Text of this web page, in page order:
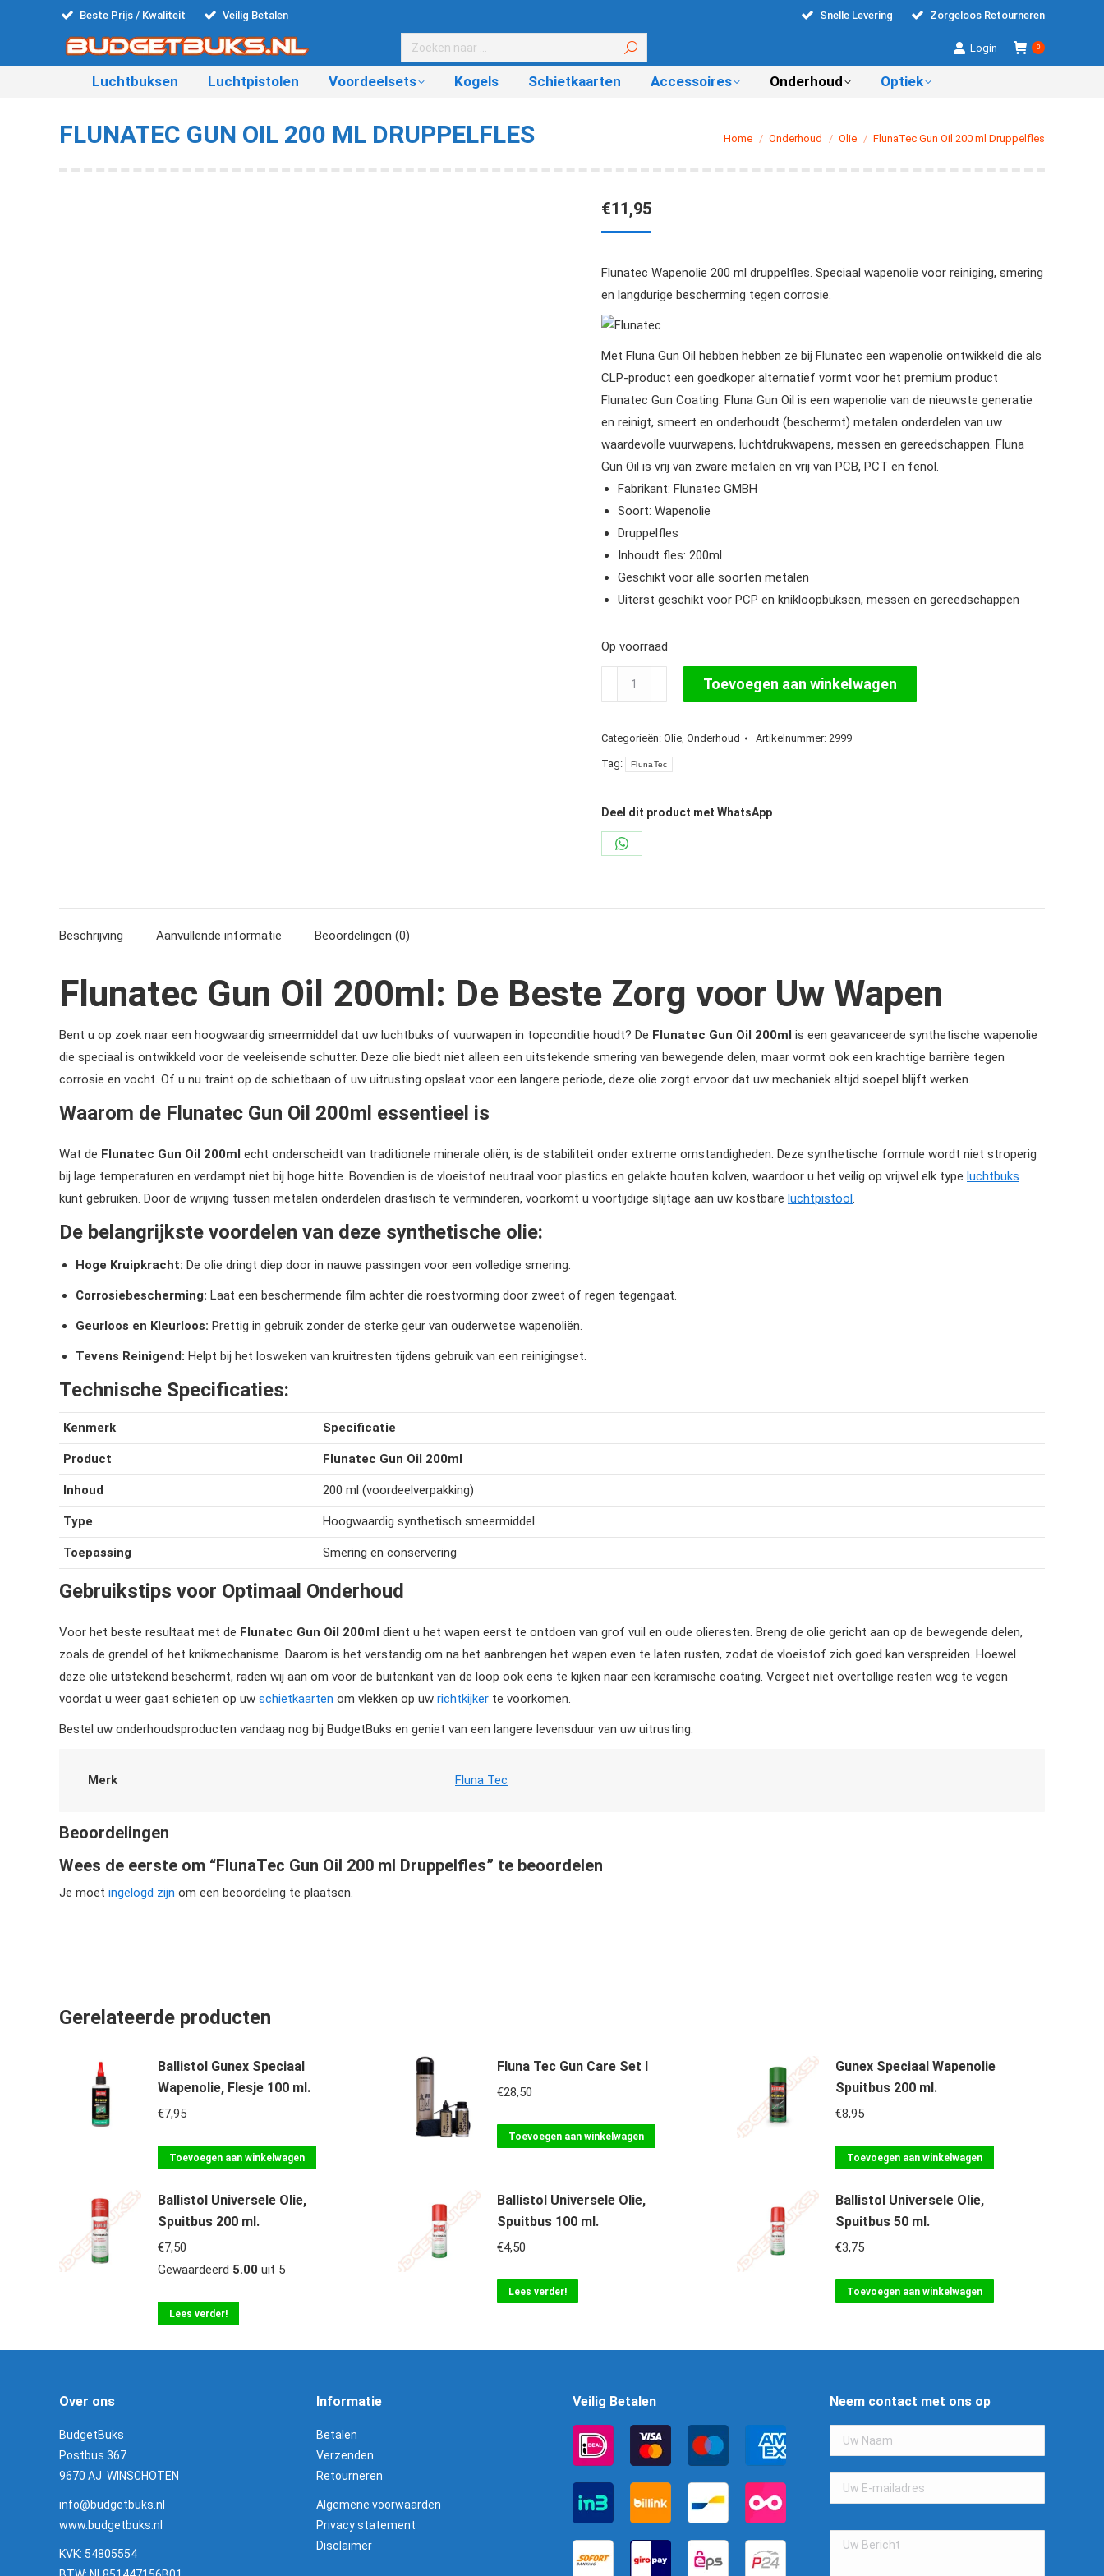
Beste Prijs / Kwaliteit Veilig Betalen Snelle Levering Zorgeloos Retourneren
Login 0
Luchtbuksen Luchtpistolen Voordeelsets Kogels Schietkaarten Accessoires Onderhoud Optiek
FLUNATEC GUN OIL 200 ML DRUPPELFLES Je bent hier:
Home Onderhoud Olie FlunaTec Gun Oil 200 ml Druppelfles
€11,95
Flunatec Wapenolie 200 ml druppelfles. Speciaal wapenolie voor reiniging, smering
en langdurige bescherming tegen corrosie.
Met Fluna Gun Oil hebben hebben ze bij Flunatec een wapenolie ontwikkeld die als
CLP-product een goedkoper alternatief vormt voor het premium product
Flunatec Gun Coating. Fluna Gun Oil is een wapenolie van de nieuwste generatie
en reinigt, smeert en onderhoudt (beschermt) metalen onderdelen van uw
waardevolle vuurwapens, luchtdrukwapens, messen en gereedschappen. Fluna
Gun Oil is vrij van zware metalen en vrij van PCB, PCT en fenol.
Fabrikant: Flunatec GMBH
Soort: Wapenolie
Druppelfles
Inhoudt fles: 200ml
Geschikt voor alle soorten metalen
Uiterst geschikt voor PCP en knikloopbuksen, messen en gereedschappen
Op voorraad
FlunaTec
Gun
200
ml
aantal
Toevoegen aan winkelwagen
Categorieën: Olie, Onderhoud Artikelnummer: 2999
Tag: FlunaTec
Deel dit product met WhatsApp
Share
Beschrijving Aanvullende informatie Beoordelingen (0)
Flunatec Gun Oil 200ml: De Beste Zorg voor Uw Wapen
Bent u op zoek naar een hoogwaardig smeermiddel dat uw luchtbuks of vuurwapen in topconditie houdt? De Flunatec Gun Oil 200ml is een geavanceerde synthetische wapenolie
die speciaal is ontwikkeld voor de veeleisende schutter. Deze olie biedt niet alleen een uitstekende smering van bewegende delen, maar vormt ook een krachtige barrière tegen
corrosie en vocht. Of u nu traint op de schietbaan of uw uitrusting opslaat voor een langere periode, deze olie zorgt ervoor dat uw mechaniek altijd soepel blijft werken.
Waarom de Flunatec Gun Oil 200ml essentieel is
Wat de Flunatec Gun Oil 200ml echt onderscheidt van traditionele minerale oliën, is de stabiliteit onder extreme omstandigheden. Deze synthetische formule wordt niet stroperig
bij lage temperaturen en verdampt niet bij hoge hitte. Bovendien is de vloeistof neutraal voor plastics en gelakte houten kolven, waardoor u het veilig op vrijwel elk type luchtbuks
kunt gebruiken. Door de wrijving tussen metalen onderdelen drastisch te verminderen, voorkomt u voortijdige slijtage aan uw kostbare luchtpistool.
De belangrijkste voordelen van deze synthetische olie:
Hoge Kruipkracht: De olie dringt diep door in nauwe passingen voor een volledige smering.
Corrosiebescherming: Laat een beschermende film achter die roestvorming door zweet of regen tegengaat.
Geurloos en Kleurloos: Prettig in gebruik zonder de sterke geur van ouderwetse wapenoliën.
Tevens Reinigend: Helpt bij het losweken van kruitresten tijdens gebruik van een reinigingset.
Technische Specificaties:
Kenmerk Specificatie
Product Flunatec Gun Oil 200ml
Inhoud 200 ml (voordeelverpakking)
Type Hoogwaardig synthetisch smeermiddel
Toepassing Smering en conservering
Gebruikstips voor Optimaal Onderhoud
Voor het beste resultaat met de Flunatec Gun Oil 200ml dient u het wapen eerst te ontdoen van grof vuil en oude olieresten. Breng de olie gericht aan op de bewegende delen,
zoals de grendel of het knikmechanisme. Daarom is het verstandig om na het aanbrengen het wapen even te laten rusten, zodat de vloeistof zich goed kan verspreiden. Hoewel
deze olie uitstekend beschermt, raden wij aan om voor de buitenkant van de loop ook eens te kijken naar een keramische coating. Vergeet niet overtollige resten weg te vegen
voordat u weer gaat schieten op uw schietkaarten om vlekken op uw richtkijker te voorkomen.
Bestel uw onderhoudsproducten vandaag nog bij BudgetBuks en geniet van een langere levensduur van uw uitrusting.
Merk Fluna Tec
Beoordelingen
Wees de eerste om “FlunaTec Gun Oil 200 ml Druppelfles” te beoordelen
Je moet ingelogd zijn om een beoordeling te plaatsen.
Gerelateerde producten
Ballistol Gunex Speciaal
Wapenolie, Flesje 100 ml.
€7,95
Toevoegen aan winkelwagen
Fluna Tec Gun Care Set I
€28,50
Toevoegen aan winkelwagen
Gunex Speciaal Wapenolie
Spuitbus 200 ml.
€8,95
Toevoegen aan winkelwagen
Ballistol Universele Olie,
Spuitbus 200 ml.
€7,50
Gewaardeerd 5.00 uit 5
Lees verder!
Ballistol Universele Olie,
Spuitbus 100 ml.
€4,50
Lees verder!
Ballistol Universele Olie,
Spuitbus 50 ml.
€3,75
Toevoegen aan winkelwagen
Over ons
BudgetBuks
Postbus 367
9670 AJ WINSCHOTEN
info@budgetbuks.nl
www.budgetbuks.nl
KVK: 54805554
Informatie
Betalen
Verzenden
Retourneren
Algemene voorwaarden
Privacy statement
Disclaimer
Veilig Betalen Neem contact met ons op
Gelieve
dit